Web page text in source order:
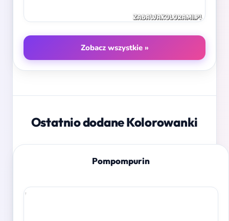
Zobacz wszystkie »
Ostatnio dodane Kolorowanki
Pompompurin